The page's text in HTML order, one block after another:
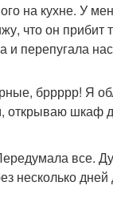
на кухне. У
что он прибит
перепугала
бррррр! Я
открываю шкаф
все.
несколько